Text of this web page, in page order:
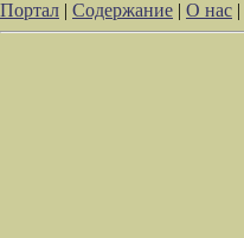
Портал | Содержание | О нас |